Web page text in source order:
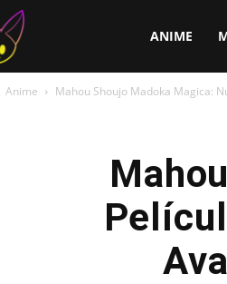
ANIME
Anime Mahou Shoujo Madoka Magica: